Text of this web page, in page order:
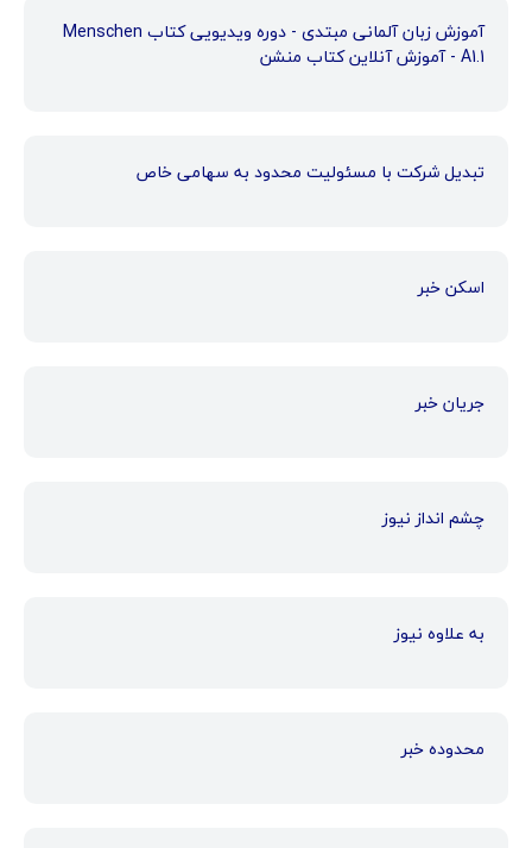
آموزش زبان آلمانی مبتدی - دوره ویدیویی کتاب Menschen
A1.1 - آموزش آنلاین کتاب منشن
تبدیل شرکت با مسئولیت محدود به سهامی خاص
اسکن خبر
جریان خبر
چشم انداز نیوز
به علاوه نیوز
محدوده خبر